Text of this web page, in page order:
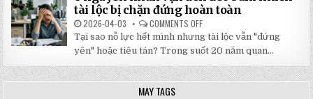
BẠN
SÁCH
THỌ
BẢO
GIÁM
GIÚP
THAY
ĐỔI
HOÀN
TOÀN
tài lộc bị chặn đứng hoàn toàn
2026-04-03 COMMENTS OFF
NGUYÊN
NHÂN
VẬN
ĐEN
ĐEO
BÁM
Tại sao nỗ lực hết mình nhưng tài lộc vẫn "đứng
yên" hoặc tiêu tán? Trong suốt 20 năm quan...
MAY TAGS